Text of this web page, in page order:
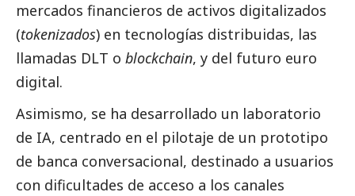
mercados financieros de activos digitalizados
(tokenizados) en tecnologías distribuidas, las
llamadas DLT o blockchain, y del futuro euro
digital.
Asimismo, se ha desarrollado un laboratorio
de IA, centrado en el pilotaje de un prototipo
de banca conversacional, destinado a usuarios
con dificultades de acceso a los canales